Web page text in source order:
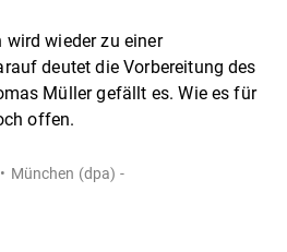
wird wieder zu einer
deutet die Vorbereitung des
Müller gefällt es. Wie es für
offen.
München (dpa) -